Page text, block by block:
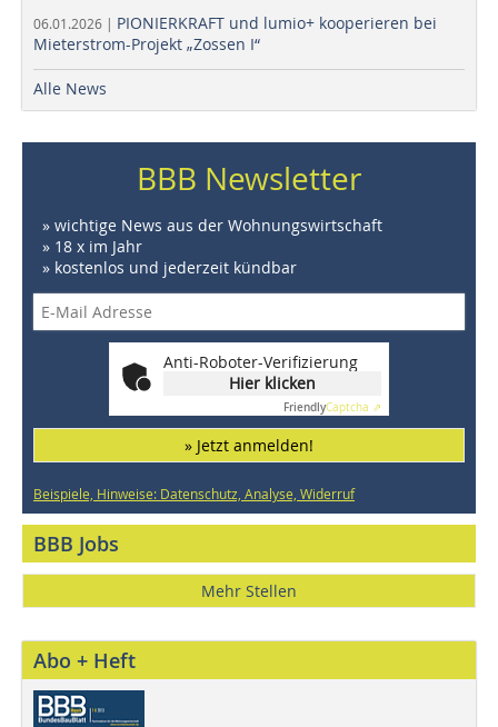
06.01.2026 | PIONIERKRAFT und lumio+ kooperieren bei
Mieterstrom-Projekt „Zossen I“
Alle News
BBB Newsletter
» wichtige News aus der Wohnungswirtschaft
» 18 x im Jahr
» kostenlos und jederzeit kündbar
Anti-Roboter-Verifizierung
Hier klicken
FriendlyCaptcha ⇗
» Jetzt anmelden!
Beispiele, Hinweise: Datenschutz, Analyse, Widerruf
BBB Jobs
Mehr Stellen
Abo + Heft